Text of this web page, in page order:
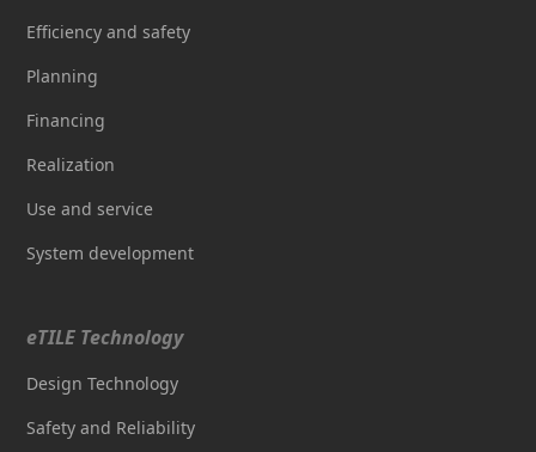
Efficiency and safety
Planning
Financing
Realization
Use and service
System development
eTILE Technology
Design Technology
Safety and Reliability